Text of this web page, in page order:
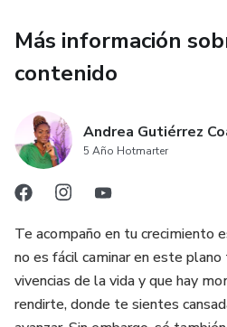
Más información
contenido
Andrea Gutiérrez
5 Año Hotmarter
Te acompaño en tu crecimiento
no es fácil caminar en este
vivencias de la vida y que hay
rendirte, donde te sientes